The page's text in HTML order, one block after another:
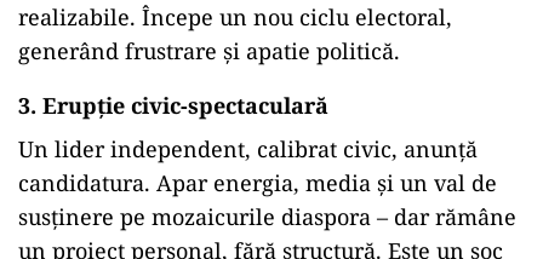
realizabile. Începe un nou ciclu electoral,
generând frustrare și apatie politică.
3. Erupție civic-spectaculară
Un lider independent, calibrat civic, anunță
candidatura. Apar energia, media și un val de
susținere pe mozaicurile diaspora – dar rămâne
un proiect personal, fără structură. Este un șoc